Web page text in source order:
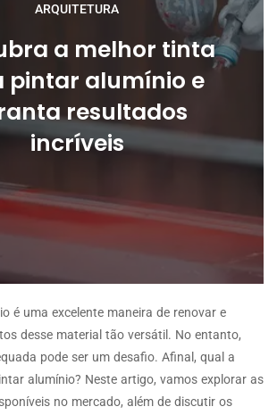
ARQUITETURA
a melhor tinta
pintar alumínio e
resultados
incríveis
é uma excelente maneira de renovar e
desse material tão versátil. No entanto,
pode ser um desafio. Afinal, qual a
alumínio? Neste artigo, vamos explorar as
no mercado, além de discutir os